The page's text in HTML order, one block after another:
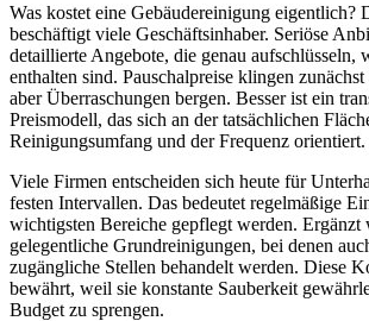
Was kostet eine Gebäudereinigung eigentlich?
beschäftigt viele Geschäftsinhaber. Seriöse
detaillierte Angebote, die genau aufschlüsseln,
enthalten sind. Pauschalpreise klingen
aber Überraschungen bergen. Besser ist ein
Preismodell, das sich an der tatsächlichen
Reinigungsumfang und der Frequenz orientiert.
Viele Firmen entscheiden sich heute für
festen Intervallen. Das bedeutet regelmäßige
wichtigsten Bereiche gepflegt werden. Ergänzt
gelegentliche Grundreinigungen, bei denen
zugängliche Stellen behandelt werden. Diese
bewährt, weil sie konstante Sauberkeit
Budget zu sprengen.